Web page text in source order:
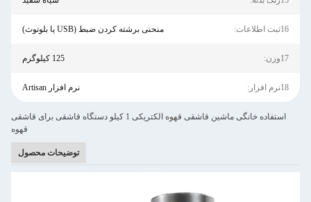
16ثبت اطلاعات: منحنی برشته کردن ضبط (USB یا بلوتوث)
17وزن: 125 کیلوگرم
18نرم افزار: نرم افزار Artisan
استفاده خانگی ماشین قاشقی قهوه الکتریکی 1 کیلو دستگاه قاشقی برای قاشقی
قهوه
توضیحات محصول